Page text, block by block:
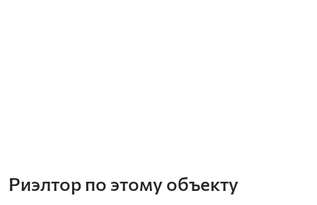
Риэлтор по этому объекту